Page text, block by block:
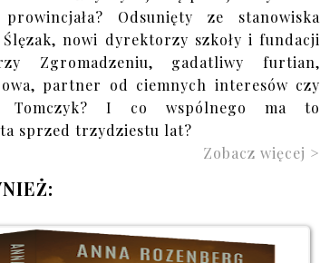
Odsunięty ze stanowiska
nowi dyrektorzy szkoły i fundacji
Zgromadzeniu, gadatliwy furtian,
partner od ciemnych interesów czy
Tomczyk? I co wspólnego ma to
sprzed trzydziestu lat?
Zobacz więcej >